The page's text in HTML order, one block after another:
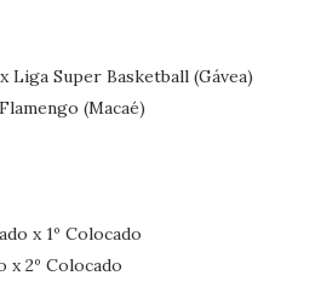
Liga Super Basketball (Gávea)
(Macaé)
x 1º Colocado
x 2º Colocado